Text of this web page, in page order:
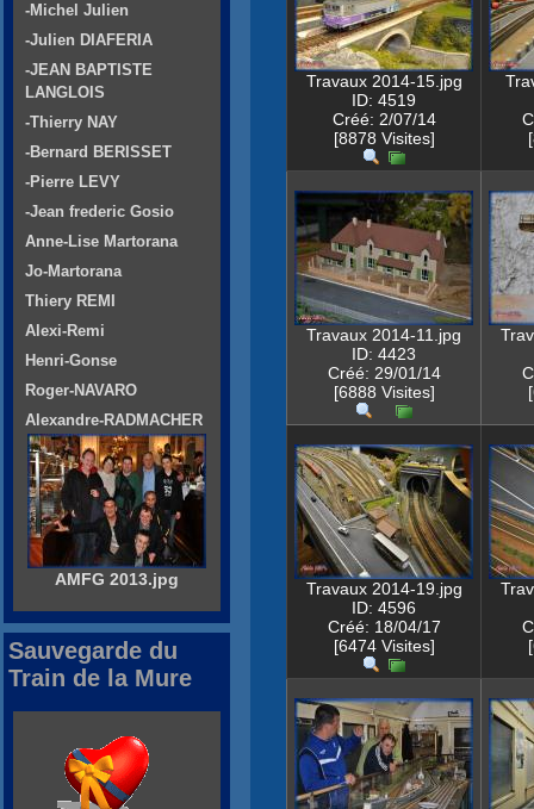
Travaux 2014-15.jpg
ID: 4519
Créé: 2/07/14
[8878 Visites]
Travaux 2014-11.jpg
ID: 4423
Créé: 29/01/14
[6888 Visites]
Travaux 2014-19.jpg
ID: 4596
Créé: 18/04/17
[6474 Visites]
-Michel Julien
-Julien DIAFERIA
-JEAN BAPTISTE
LANGLOIS
-Thierry NAY
-Bernard BERISSET
-Pierre LEVY
-Jean frederic Gosio
Anne-Lise Martorana
Jo-Martorana
Thiery REMI
Alexi-Remi
Henri-Gonse
Roger-NAVARO
Alexandre-RADMACHER
AMFG 2013.jpg
Sauvegarde du
Train de la Mure